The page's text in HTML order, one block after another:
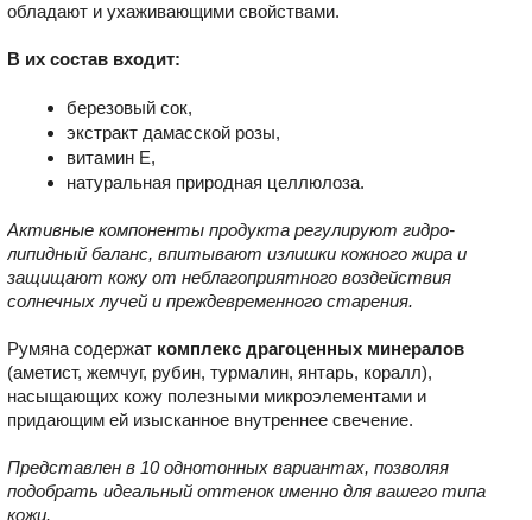
обладают и ухаживающими свойствами.
В их состав входит:
березовый сок,
экстракт дамасской розы,
витамин Е,
натуральная природная целлюлоза.
Активные компоненты продукта регулируют гидро-
липидный баланс, впитывают излишки кожного жира и
защищают кожу от неблагоприятного воздействия
солнечных лучей и преждевременного старения.
Румяна содержат комплекс драгоценных минералов
(аметист, жемчуг, рубин, турмалин, янтарь, коралл),
насыщающих кожу полезными микроэлементами и
придающим ей изысканное внутреннее свечение.
Представлен в 10 однотонных вариантах, позволяя
подобрать идеальный оттенок именно для вашего типа
кожи.